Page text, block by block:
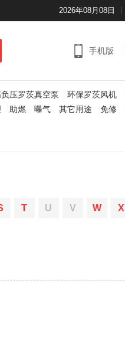
2026年08月08日
手机版
压罗茨真空泵 环保罗茨风机
助燃 曝气 其它用途 免修
T U V W X